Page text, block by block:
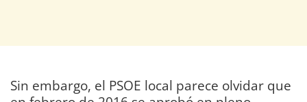
Sin embargo, el PSOE local parece olvidar que